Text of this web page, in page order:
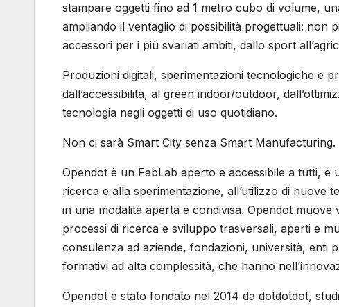
stampare oggetti fino ad 1 metro cubo di volume,
ampliando il ventaglio di possibilità progettuali: non
accessori per i più svariati ambiti, dallo sport
Produzioni digitali, sperimentazioni tecnologiche e
dall’accessibilità, al green indoor/outdoor,
tecnologia negli oggetti di uso quotidiano.
Non ci sarà Smart City senza Smart Manufacturing.
Opendot è un FabLab aperto e accessibile a tutti,
ricerca e alla sperimentazione, all’utilizzo di nuove
in una modalità aperta e condivisa. Opendot
processi di ricerca e sviluppo trasversali, aperti e
consulenza ad aziende, fondazioni, università, enti
formativi ad alta complessità, che hanno
Opendot è stato fondato nel 2014 da dotdotdot,